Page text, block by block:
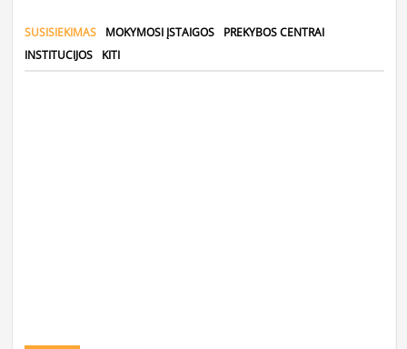
SUSISIEKIMAS MOKYMOSI ĮSTAIGOS
PREKYBOS CENTRAI
INSTITUCIJOS
KITI